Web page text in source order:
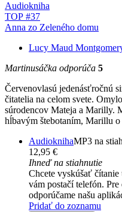
Audiokniha
TOP #37
Anna zo Zeleného domu
Lucy Maud
Martinusáčka odporúča 5
Červenovlasú jedenásťročnú
čitatelia na celom svete.
súrodencov Mateja a Marilly.
hĺbavým štebotaním, Marillu
AudioknihaMP3 na
12,95 €
Ihneď na stiahnutie
Chcete vyskúšať
vám postačí telefón.
odporúčame našu
Pridať do zoznamu